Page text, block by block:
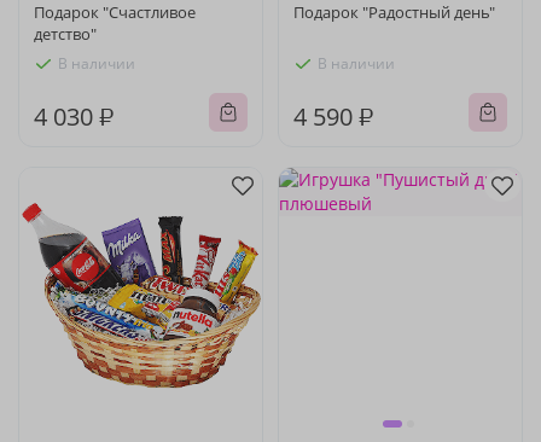
Подарок "Счастливое
детство"
В наличии
4 030 ₽
Подарок "Радостный день"
В наличии
4 590 ₽